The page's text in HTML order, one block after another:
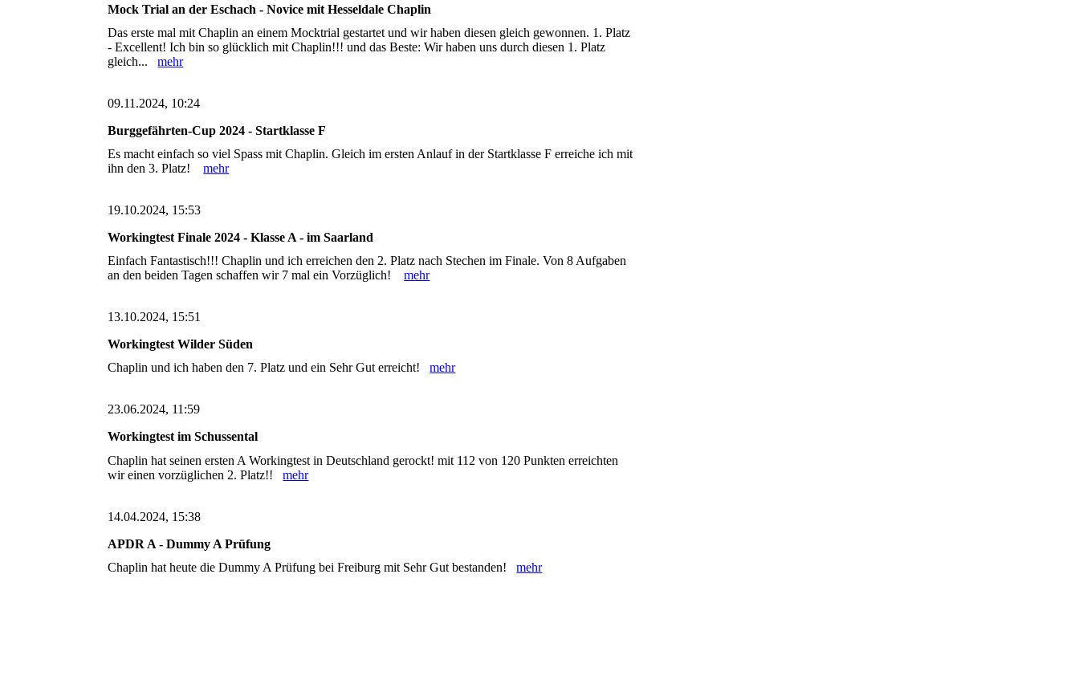
Mock Trial an der Eschach - Novice mit Hesseldale Chaplin
Das erste mal mit Chaplin an einem Mocktrial gestartet und wir haben diesen gleich gewonnen. 1. Platz
- Excellent! Ich bin so glücklich mit Chaplin!!! und das Beste: Wir haben uns durch diesen 1. Platz
gleich...mehr
09.11.2024, 10:24
Burggefährten-Cup 2024 - Startklasse F
Es macht einfach so viel Spass mit Chaplin. Gleich im ersten Anlauf in der Startklasse F erreiche ich mit
ihn den 3. Platz!mehr
19.10.2024, 15:53
Workingtest Finale 2024 - Klasse A - im Saarland
Einfach Fantastisch!!! Chaplin und ich erreichen den 2. Platz nach Stechen im Finale. Von 8 Aufgaben
an den beiden Tagen schaffen wir 7 mal ein Vorzüglich!mehr
13.10.2024, 15:51
Workingtest Wilder Süden
Chaplin und ich haben den 7. Platz und ein Sehr Gut erreicht!mehr
23.06.2024, 11:59
Workingtest im Schussental
Chaplin hat seinen ersten A Workingtest in Deutschland gerockt! mit 112 von 120 Punkten erreichten
wir einen vorzüglichen 2. Platz!!mehr
14.04.2024, 15:38
APDR A - Dummy A Prüfung
Chaplin hat heute die Dummy A Prüfung bei Freiburg mit Sehr Gut bestanden!mehr